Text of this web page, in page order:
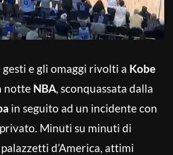
e gli omaggi rivolti a Kobe
notte NBA, sconquassata dalla
in seguito ad un incidente con
Minuti su minuti di
d’America, attimi